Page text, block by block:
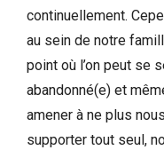
continuellement.
au sein de notre
point où l’on peut se
abandonné(e) et
amener à ne plus
supporter tout seul,